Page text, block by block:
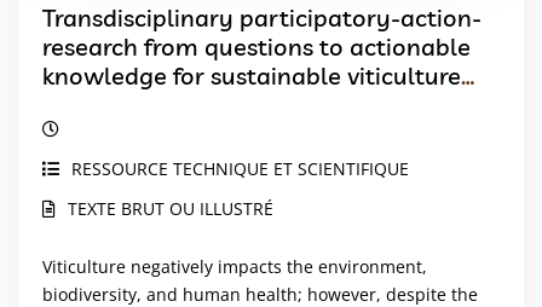
Transdisciplinary participatory-action-
research from questions to actionable
knowledge for sustainable viticulture
RESSOURCE TECHNIQUE ET SCIENTIFIQUE
TEXTE BRUT OU ILLUSTRÉ
Viticulture negatively impacts the environment,
biodiversity, and human health; however, despite the